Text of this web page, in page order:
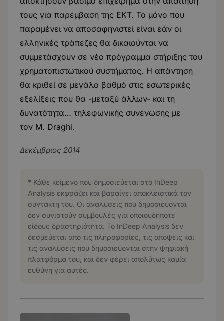
τους για παρέμβαση της ΕΚΤ. Το μόνο που
παραμένει να αποσαφηνιστεί είναι εάν οι
ελληνικές τράπεζες θα δικαιούνται να
συμμετάσχουν σε νέο πρόγραμμα στήριξης του
χρηματοπιστωτικού συστήματος. Η απάντηση
θα κριθεί σε μεγάλο βαθμό στις εσωτερικές
εξελίξεις που θα -μεταξύ άλλων- και τη
δυνατότητα… τηλεφωνικής συνένωσης με
τον M. Draghi.
Δεκέμβριος 2014
* Κάθε κείμενο που δημοσιεύεται στο InDeep
Analysis εκφράζει και βαραίνει αποκλειστικά τον
συντάκτη του. Οι αναλύσεις που δημοσιεύονται
δεν συνιστούν συμβουλές για οποιουδήποτε
είδους δραστηριότητα. Το InDeep Analysis δεν
δεσμεύεται από τις πληροφορίες, τις απόψεις και
τις αναλύσεις που δημοσιεύονται στην ψηφιακή
πλατφόρμα του, και δεν φέρει απολύτως καμία
ευθύνη για αυτές.